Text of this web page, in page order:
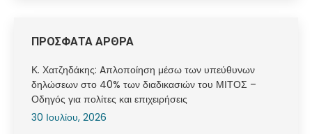
ΠΡΟΣΦΑΤΑ ΑΡΘΡΑ
Κ. Χατζηδάκης: Aπλοποίηση μέσω των υπεύθυνων
δηλώσεων στο 40% των διαδικασιών του ΜΙΤΟΣ –
Οδηγός για πολίτες και επιχειρήσεις
30 Ιουλίου, 2026